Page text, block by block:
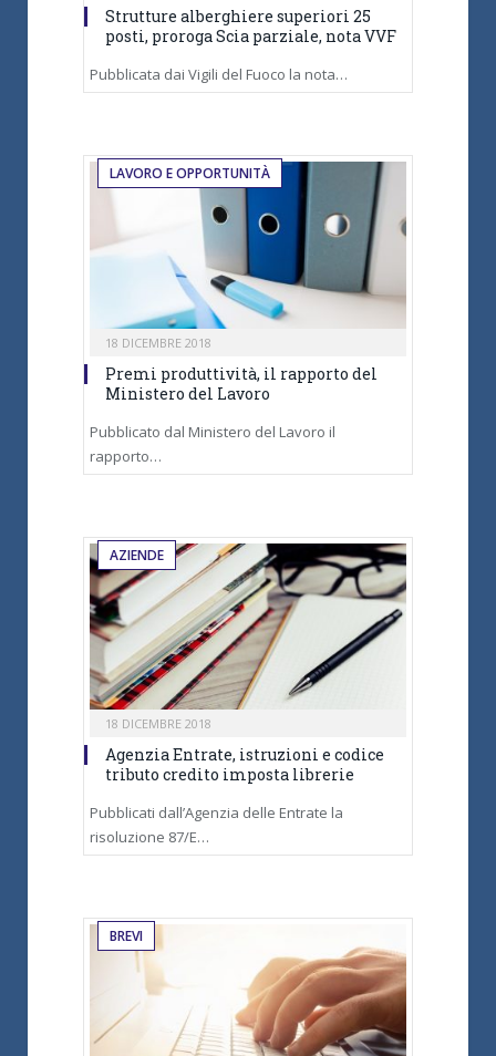
Strutture alberghiere superiori 25
posti, proroga Scia parziale, nota VVF
Pubblicata dai Vigili del Fuoco la nota…
LAVORO E OPPORTUNITÀ
18 DICEMBRE 2018
Premi produttività, il rapporto del
Ministero del Lavoro
Pubblicato dal Ministero del Lavoro il
rapporto…
AZIENDE
18 DICEMBRE 2018
Agenzia Entrate, istruzioni e codice
tributo credito imposta librerie
Pubblicati dall’Agenzia delle Entrate la
risoluzione 87/E…
BREVI